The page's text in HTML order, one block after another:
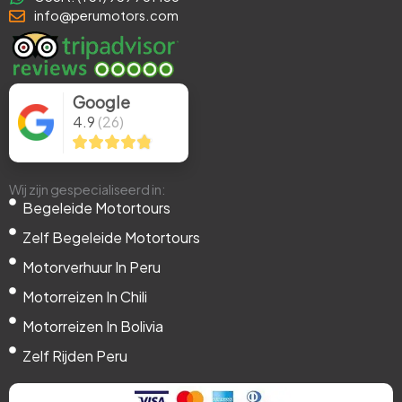
o
o
k
-
f
t
t
e
r
g
r
a
m
b
e
d
i
n
-
i
n
info@perumotors.com
Google
4.9 (26)
Wij zijn gespecialiseerd in:
Begeleide Motortours
Zelf Begeleide Motortours
Motorverhuur In Peru
Motorreizen In Chili
Motorreizen In Bolivia
Zelf Rijden Peru